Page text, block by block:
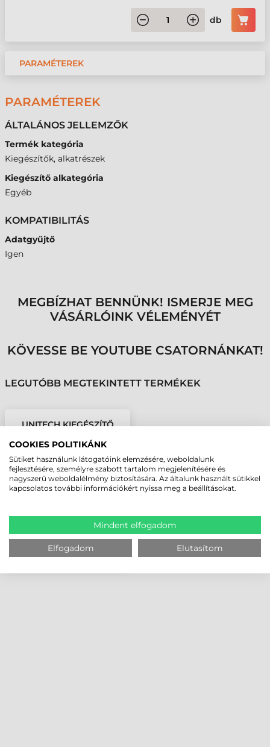
db
PARAMÉTEREK
PARAMÉTEREK
ÁLTALÁNOS JELLEMZŐK
Termék kategória
Kiegészítők, alkatrészek
Kiegészítő alkategória
Egyéb
KOMPATIBILITÁS
Adatgyűjtő
Igen
MEGBÍZHAT BENNÜNK! ISMERJE MEG
VÁSÁRLÓINK VÉLEMÉNYÉT
KÖVESSE BE YOUTUBE CSATORNÁNKAT!
LEGUTÓBB MEGTEKINTETT TERMÉKEK
UNITECH KIEGÉSZÍTŐ
WD200 PLUS
COOKIES POLITIKÁNK
Sütiket használunk látogatóink elemzésére, weboldalunk
fejlesztésére, személyre szabott tartalom megjelenítésére és
nagyszerű weboldalélmény biztosítására. Az általunk használt sütikkel
kapcsolatos további információkért nyissa meg a beállításokat.
Mindent elfogadom
Elfogadom Elutasítom